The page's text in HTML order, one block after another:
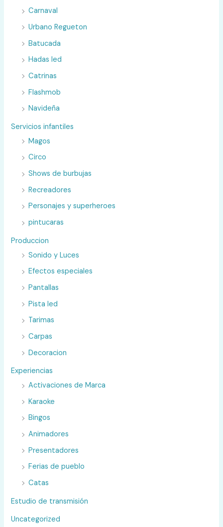
Carnaval
Urbano Regueton
Batucada
Hadas led
Catrinas
Flashmob
Navideña
Servicios infantiles
Magos
Circo
Shows de burbujas
Recreadores
Personajes y superheroes
pintucaras
Produccion
Sonido y Luces
Efectos especiales
Pantallas
Pista led
Tarimas
Carpas
Decoracion
Experiencias
Activaciones de Marca
Karaoke
Bingos
Animadores
Presentadores
Ferias de pueblo
Catas
Estudio de transmisión
Uncategorized